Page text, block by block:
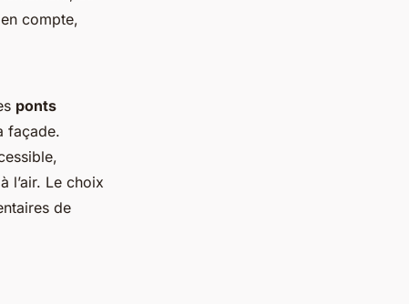
compte,
ponts
façade.
l’air. Le choix
de